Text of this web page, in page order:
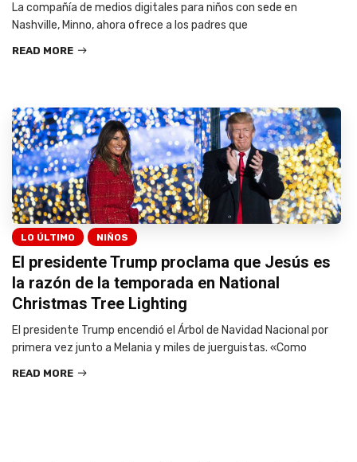
La compañía de medios digitales para niños con sede en
Nashville, Minno, ahora ofrece a los padres que
READ MORE
LO ÚLTIMO NIÑOS
El presidente Trump proclama que Jesús es
la razón de la temporada en National
Christmas Tree Lighting
El presidente Trump encendió el Árbol de Navidad Nacional por
primera vez junto a Melania y miles de juerguistas. «Como
READ MORE